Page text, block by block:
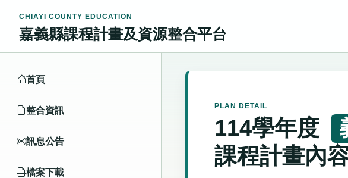
CHIAYI COUNTY EDUCATION
嘉義縣課程計畫及資源整合平台
首頁
整合資訊
訊息公告
檔案下載
PLAN DETAIL
114學年度
課程計畫內